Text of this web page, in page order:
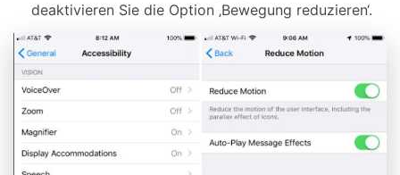
deaktivieren Sie die Option ‚Bewegung reduzieren‘.